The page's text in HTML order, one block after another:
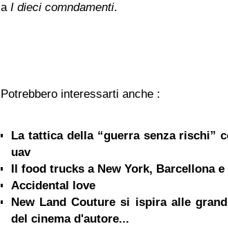
a I dieci comndamenti.
Potrebbero interessarti anche :
La tattica della “guerra senza rischi”
uav
Il food trucks a New York, Barcellona e
Accidental love
New Land Couture si ispira alle
del cinema d'autore...